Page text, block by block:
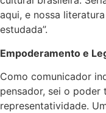
aqui, e nossa
estudada”.
Empoderamento e
Como comunicador
pensador, sei o poder
representatividade.